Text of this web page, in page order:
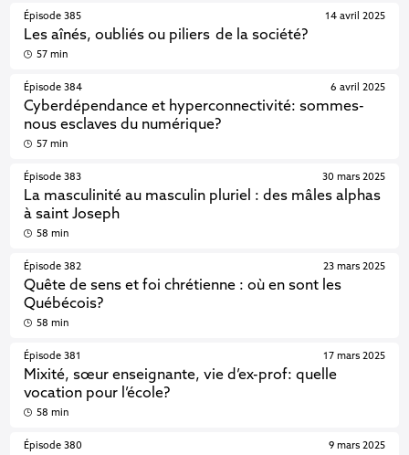
Épisode 385
Les aînés, oubliés ou piliers de la société?
14 avril 2025
57 min
Épisode 384
Cyberdépendance et hyperconnectivité: sommes-
nous esclaves du numérique?
6 avril 2025
57 min
Épisode 383
La masculinité au masculin pluriel : des mâles alphas
à saint Joseph
30 mars 2025
58 min
Épisode 382
Quête de sens et foi chrétienne : où en sont les
Québécois?
23 mars 2025
58 min
Épisode 381
Mixité, sœur enseignante, vie d’ex-prof: quelle
vocation pour l’école?
17 mars 2025
58 min
Épisode 380 9 mars 2025